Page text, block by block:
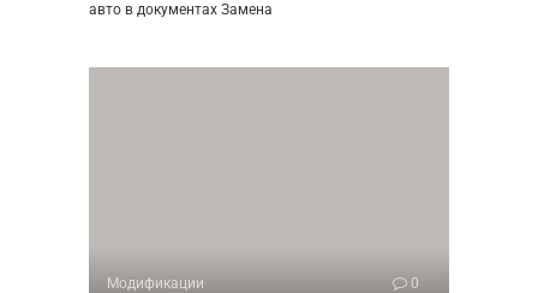
авто в документах Замена
Модификации 0